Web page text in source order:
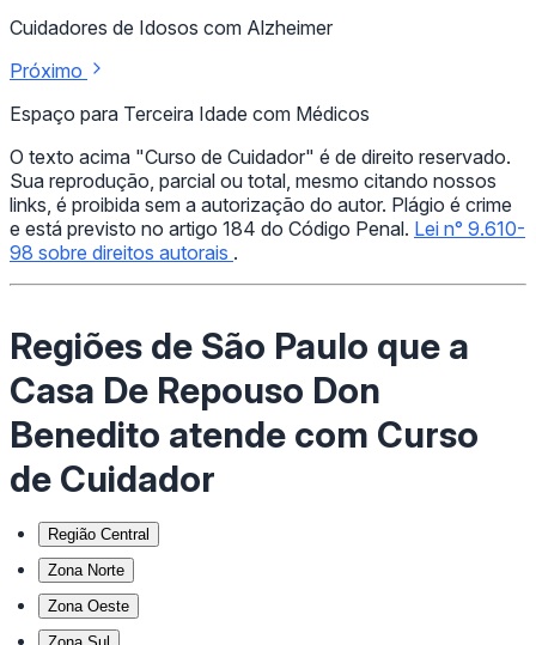
Cuidadores de Idosos com Alzheimer
Próximo
Espaço para Terceira Idade com Médicos
O texto acima "Curso de Cuidador" é de direito reservado.
Sua reprodução, parcial ou total, mesmo citando nossos
links, é proibida sem a autorização do autor. Plágio é crime
e está previsto no artigo 184 do Código Penal. Lei n° 9.610-
98 sobre direitos autorais .
Regiões de São Paulo que a
Casa De Repouso Don
Benedito atende com Curso
de Cuidador
Região Central
Zona Norte
Zona Oeste